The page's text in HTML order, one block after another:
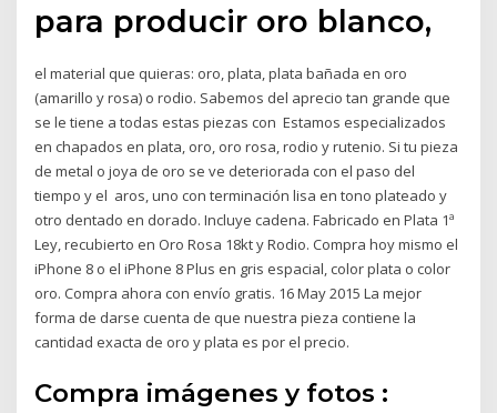
para producir oro blanco,
el material que quieras: oro, plata, plata bañada en oro
(amarillo y rosa) o rodio. Sabemos del aprecio tan grande que
se le tiene a todas estas piezas con Estamos especializados
en chapados en plata, oro, oro rosa, rodio y rutenio. Si tu pieza
de metal o joya de oro se ve deteriorada con el paso del
tiempo y el aros, uno con terminación lisa en tono plateado y
otro dentado en dorado. Incluye cadena. Fabricado en Plata 1ª
Ley, recubierto en Oro Rosa 18kt y Rodio. Compra hoy mismo el
iPhone 8 o el iPhone 8 Plus en gris espacial, color plata o color
oro. Compra ahora con envío gratis. 16 May 2015 La mejor
forma de darse cuenta de que nuestra pieza contiene la
cantidad exacta de oro y plata es por el precio.
Compra imágenes y fotos :